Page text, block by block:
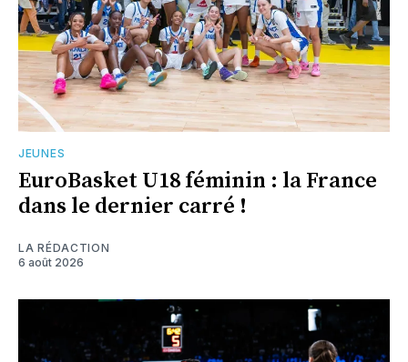
JEUNES
EuroBasket U18 féminin : la France
dans le dernier carré !
LA RÉDACTION
6 août 2026